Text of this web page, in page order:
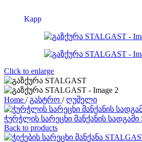
Kapp
Click to enlarge
Home / გასტრო / ღუმელი
ჭურჭლის სარეცხი მანქანის სადგამი
Back to products